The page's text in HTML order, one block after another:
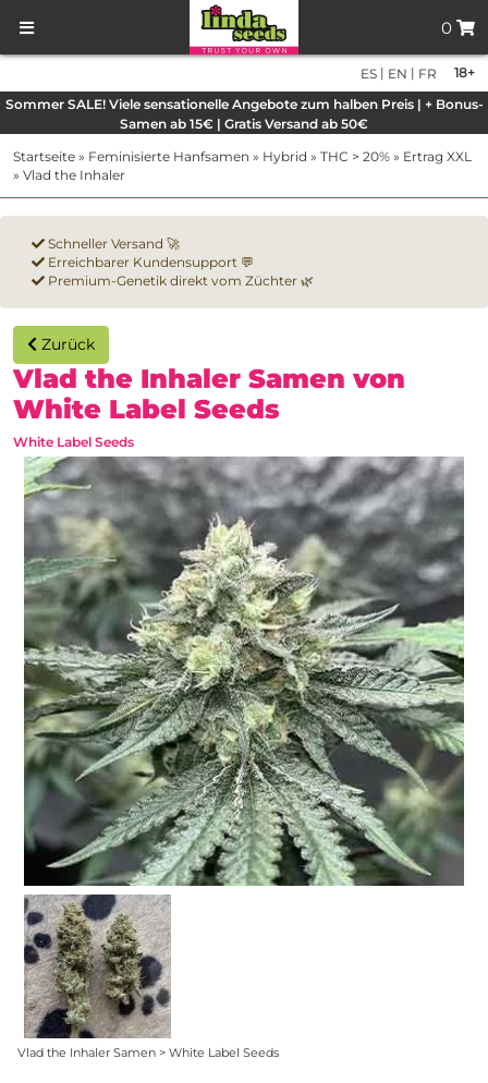
0
18+
ES | EN | FR
Sommer SALE! Viele sensationelle Angebote zum halben Preis | + Bonus-
Samen ab 15€ | Gratis Versand ab 50€
Startseite » Feminisierte Hanfsamen » Hybrid » THC > 20% » Ertrag XXL
» Vlad the Inhaler
Schneller Versand 🚀
Erreichbarer Kundensupport 💬
Premium-Genetik direkt vom Züchter 🌿
Zurück
Vlad the Inhaler Samen von
White Label Seeds
White Label Seeds
Vlad the Inhaler Samen > White Label Seeds